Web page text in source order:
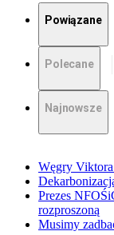
Powiązane
Polecane
Najnowsze
Węgry
Prezes
rozproszoną
Musimy